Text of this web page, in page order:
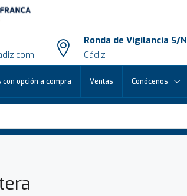
Ronda de Vigilancia S/N
Cádiz
opción a compra Ventas Conócenos